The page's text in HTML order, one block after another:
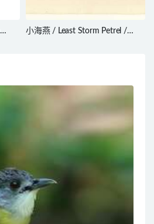
小海燕 / Least Storm Petrel /